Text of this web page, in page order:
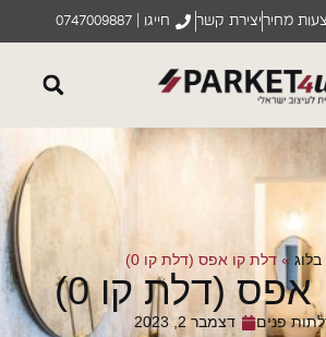
יצירת קשר חייגו | 0747009887
דלת קו אפס (דלת קו 0)
(דלת קו 0)
דצמבר 2, 2023